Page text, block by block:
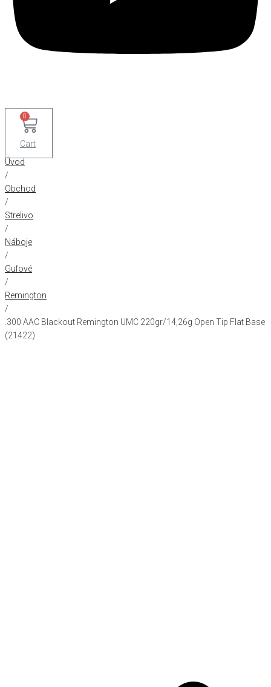
0
Cart
Úvod
/
Obchod
/
Strelivo
/
Náboje
/
Guľové
/
Remington
/
.300 AAC Blackout Remington UMC 220gr/14,26g Open Tip Flat Base
(21422)